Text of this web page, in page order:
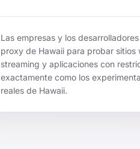
Las empresas y los
proxy de Hawaii para probar sitios
streaming y aplicaciones con
exactamente como los
reales de Hawaii.